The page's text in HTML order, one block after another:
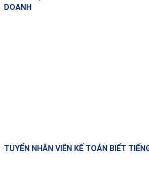
DOANH
TUYỂN NHÂN VIÊN KẾ TOÁN BIẾT